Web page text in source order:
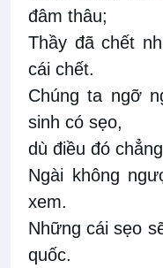
đâm thâu;
Thầy đã chết
cái chết.
Chúng ta ngỡ
sinh có sẹo,
dù điều đó
Ngài không
xem.
Những cái sẹo
quốc.